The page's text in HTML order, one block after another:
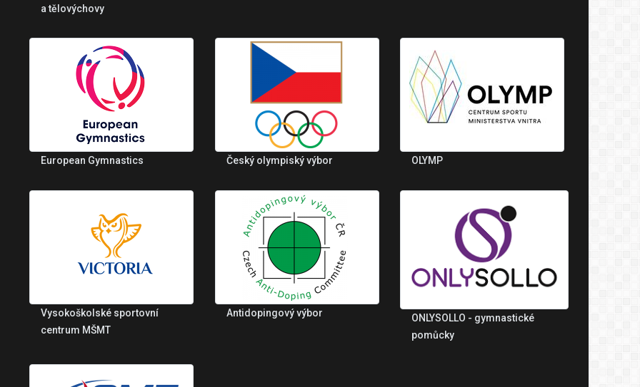
a tělovýchovy
European Gymnastics Český olympiský výbor OLYMP
Vysokoškolské sportovní
centrum MŠMT
Antidopingový výbor
ONLYSOLLO - gymnastické
pomůcky